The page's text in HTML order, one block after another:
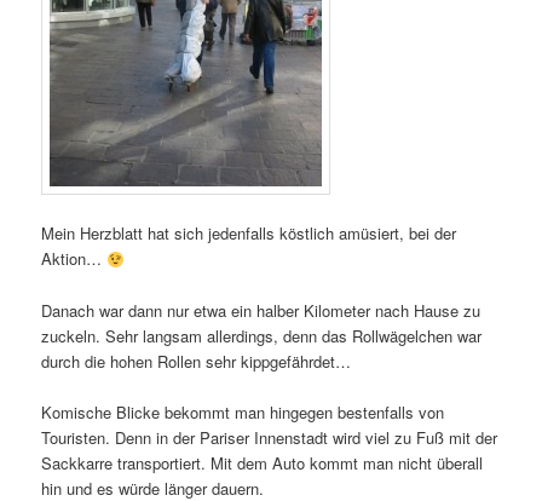
Mein Herzblatt hat sich jedenfalls köstlich amüsiert, bei der
Aktion…
Danach war dann nur etwa ein halber Kilometer nach Hause zu
zuckeln. Sehr langsam allerdings, denn das Rollwägelchen war
durch die hohen Rollen sehr kippgefährdet…
Komische Blicke bekommt man hingegen bestenfalls von
Touristen. Denn in der Pariser Innenstadt wird viel zu Fuß mit der
Sackkarre transportiert. Mit dem Auto kommt man nicht überall
hin und es würde länger dauern.